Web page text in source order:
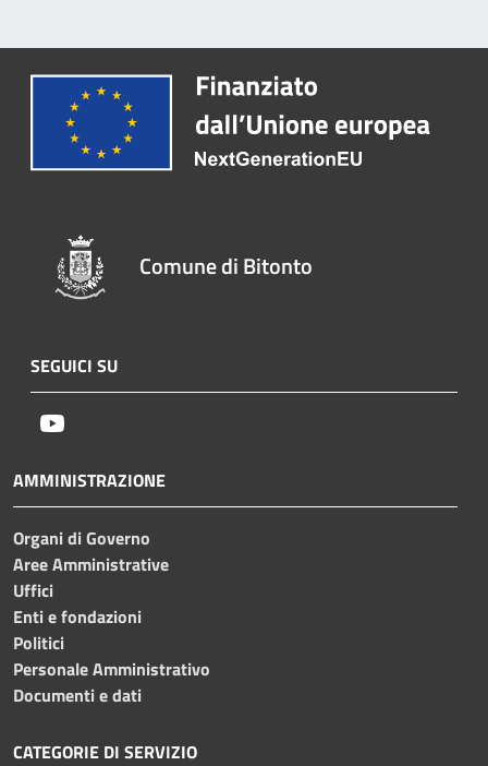
Comune di Bitonto
SEGUICI SU
AMMINISTRAZIONE
Organi di Governo
Aree Amministrative
Uffici
Enti e fondazioni
Politici
Personale Amministrativo
Documenti e dati
CATEGORIE DI SERVIZIO